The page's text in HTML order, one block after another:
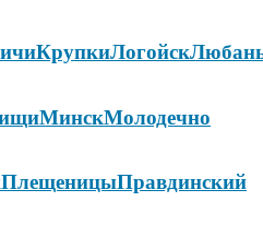
КрупкиЛогойск
МинскМолодечно
ПлещеницыПравдинский